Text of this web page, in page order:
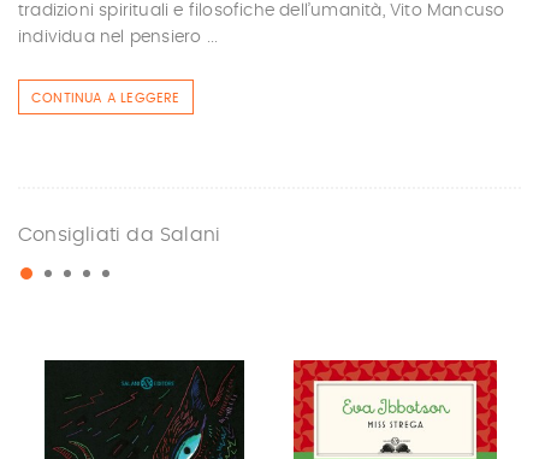
tradizioni spirituali e filosofiche dell’umanità, Vito Mancuso
individua nel pensiero ...
CONTINUA A LEGGERE
Consigliati da Salani